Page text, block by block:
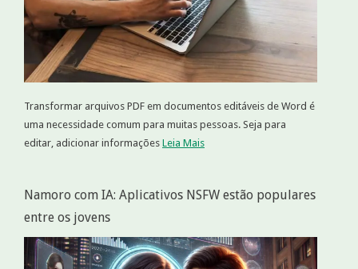
Transformar arquivos PDF em documentos editáveis de Word é
uma necessidade comum para muitas pessoas. Seja para
editar, adicionar informações Leia Mais
Namoro com IA: Aplicativos NSFW estão populares
entre os jovens